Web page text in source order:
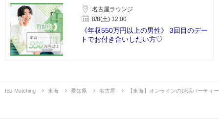
名古屋ラウンジ
8/8(土) 12:00
《年収550万円以上の男性》 3回目のデー
トでお付き合いしたい方♡
IBJ Matching 東海 愛知県 名古屋 【東海】オンラインの婚活パーティー